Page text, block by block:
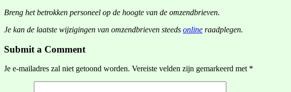
Breng het betrokken personeel op de hoogte van de omzendbrieven.
Je kan de laatste wijzigingen van omzendbrieven steeds online raadplegen.
Submit a Comment
Je e-mailadres zal niet getoond worden. Vereiste velden zijn gemarkeerd met *